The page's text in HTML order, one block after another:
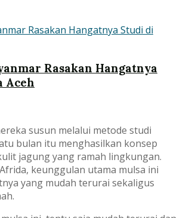
Rasakan Hangatnya
Aceh
susun melalui metode studi
bulan itu menghasilkan konsep
jagung yang ramah lingkungan.
keunggulan utama mulsa ini
yang mudah terurai sekaligus